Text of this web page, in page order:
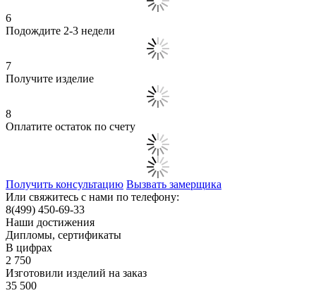
6
Подождите 2-3 недели
7
Получите изделие
8
Оплатите остаток по счету
Получить консультацию Вызвать замерщика
Или свяжитесь с нами по телефону:
8(499) 450-69-33
Наши достижения
Дипломы, сертификаты
В цифрах
2 750
Изготовили изделий на заказ
35 500